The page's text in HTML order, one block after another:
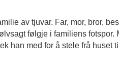
av tjuvar. Far, mor, bror,
følgje i familiens fotspor.
han med for å stele frå huset